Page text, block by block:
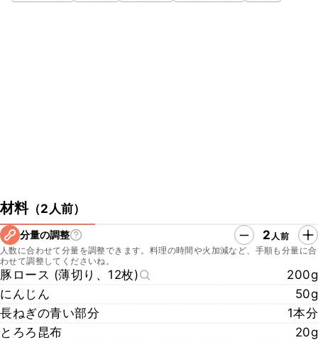
材料（2人前）
分量の調整 2 人前
人数に合わせて分量を調整できます。料理の時間や火加減など、手順も分量に合
わせて調整してくださいね。
豚ロース (薄切り、12枚)
200g
にんじん
50g
長ねぎの青い部分
1本分
とろろ昆布
20g